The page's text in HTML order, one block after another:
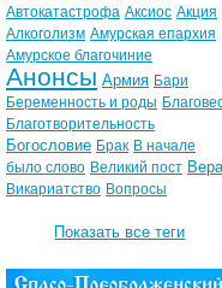
Автокатастрофа Аксиос Акция
Алкоголизм Амурская епархия
Амурское благочиние
Анонсы Армия Бари
Беременность и роды
Благотворительность
Богословие Брак В начале
было слово Великий пост Вера
Викариатство Вопросы
Показать все теги